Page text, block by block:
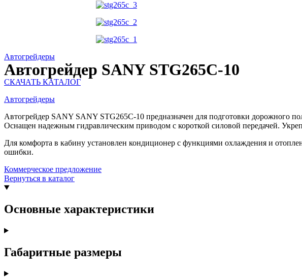
Автогрейдеры
Автогрейдер SANY STG265C-10
СКАЧАТЬ КАТАЛОГ
Автогрейдеры
Автогрейдер SANY SANY STG265C-10 предназначен для подготовки дорожного
Оснащен надежным гидравлическим приводом с короткой силовой передачей.
Для комфорта в кабину установлен кондиционер с функциями охлаждения и
ошибки.
Коммерческое предложение
Вернуться в каталог
Основные характеристики
Габаритные размеры